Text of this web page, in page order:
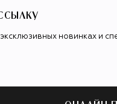
новинках и